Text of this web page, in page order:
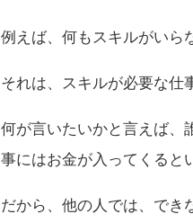
例えば、何もスキルがいら
それは、スキルが必要な仕
何が言いたいかと言えば、
事にはお金が入ってくると
だから、他の人では、でき